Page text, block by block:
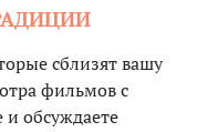
сблизят вашу
фильмов с
обсуждаете